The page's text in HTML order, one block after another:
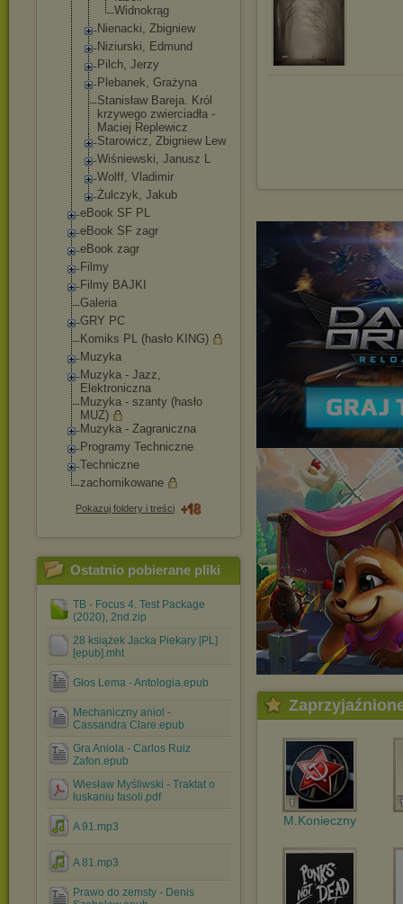
Widnokrąg
Nienacki, Zbigniew
Niziurski, Edmund
Pilch, Jerzy
Plebanek, Grażyna
Stanisław Bareja. Król
krzywego zwierciadła -
Maciej Replewicz
Starowicz, Zbigniew Lew
Wiśniewski, Janusz L
Wolff, Vladimir
Żulczyk, Jakub
eBook SF PL
eBook SF zagr
eBook zagr
Filmy
Filmy BAJKI
Galeria
GRY PC
Komiks PL (hasło KING)
Muzyka
Muzyka - Jazz,
Elektroniczna
Muzyka - szanty (hasło
MUZ)
Muzyka - Zagraniczna
Programy Techniczne
Techniczne
zachomikowane
Pokazuj foldery i treści
Ostatnio pobierane pliki
TB - Focus 4. Test Package
(2020), 2nd.zip
28 książek Jacka Piekary [PL]
[epub].mht
Głos Lema - Antologia.epub
Mechaniczny aniol -
Cassandra Clare.epub
Gra Aniola - Carlos Ruiz
Zafon.epub
Wiesław Myśliwski - Traktat o
łuskaniu fasoli.pdf
A 91.mp3
A 81.mp3
Prawo do zemsty - Denis
M.Konieczny